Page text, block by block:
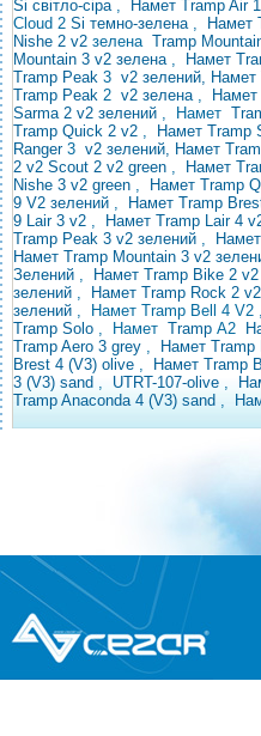
Si світло-сіра , Намет Tramp Air
Cloud 2 Si темно-зелена , Намет
Nishe 2 v2 зелена Tramp
Mountain 3 v2 зелена , Намет
Tramp Peak 3 v2 зелений, Намет
Tramp Peak 2 v2 зелена , Намет
Sarma 2 v2 зелений , Намет
Tramp Quick 2 v2 , Намет Tramp
Ranger 3 v2 зелений, Намет
2 v2 Scout 2 v2 green , Намет
Nishe 3 v2 green , Намет Tramp
9 V2 зелений , Намет Tramp
9 Lair 3 v2 , Намет Tramp Lair 4
Tramp Peak 3 v2 зелений ,
Намет Tramp Mountain 3 v2
Зелений , Намет Tramp Bike 2
зелений , Намет Tramp Rock 2
зелений , Намет Tramp Bell 4 V2
Tramp Solo , Намет Tramp A2
Tramp Aero 3 grey , Намет Tramp
Brest 4 (V3) olive , Намет Tramp
3 (V3) sand , UTRT-107-olive ,
Tramp Anaconda 4 (V3) sand ,
®